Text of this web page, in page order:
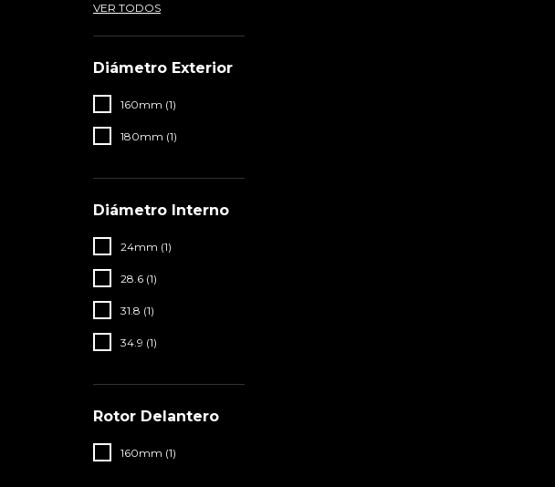
VER TODOS
Diámetro Exterior
160mm (1)
180mm (1)
Diámetro Interno
24mm (1)
28.6 (1)
31.8 (1)
34.9 (1)
Rotor Delantero
160mm (1)